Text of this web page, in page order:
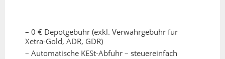
– 0 € Depotgebühr (exkl. Verwahrgebühr für
Xetra-Gold, ADR, GDR)
– Automatische KESt-Abfuhr – steuereinfach